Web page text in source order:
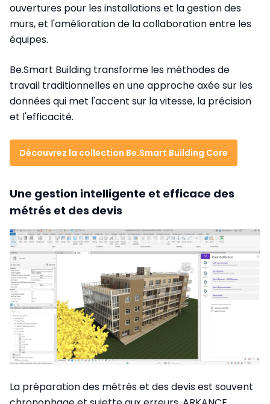
ouvertures pour les installations et la gestion des
murs, et l'amélioration de la collaboration entre les
équipes.
Be.Smart Building transforme les méthodes de
travail traditionnelles en une approche axée sur les
données qui met l'accent sur la vitesse, la précision
et l'efficacité.
Découvrez la collection Be.Smart Building Core
Une gestion intelligente et efficace des
métrés et des devis
La préparation des métrés et des devis est souvent